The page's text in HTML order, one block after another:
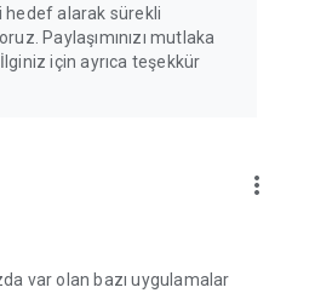
hedef alarak sürekli
Paylaşımınızı mutlaka
için ayrıca teşekkür
more_vert
var olan bazı uygulamalar